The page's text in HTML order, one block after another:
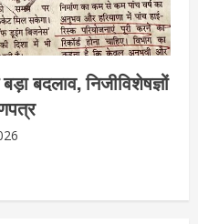
बदलाव, निजीविशेषज्ञों